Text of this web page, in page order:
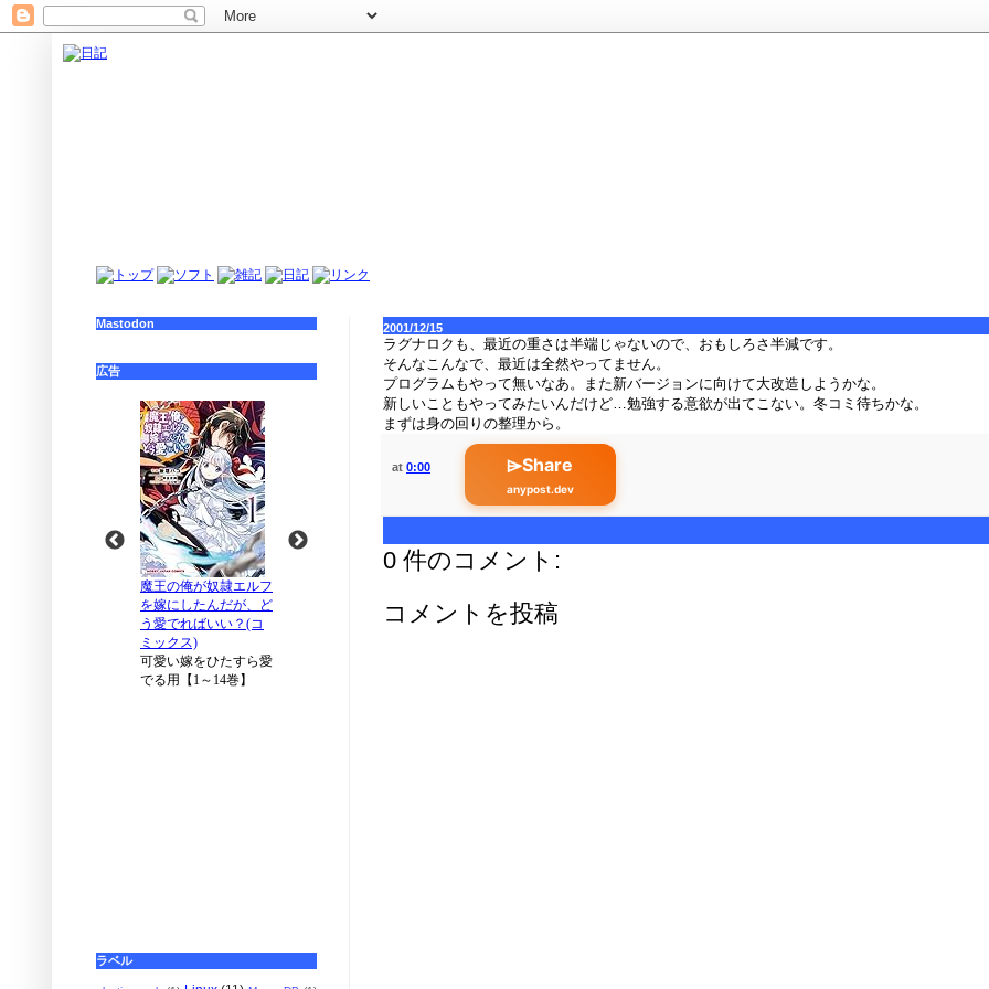
2001/12/15
ラグナロクも、最近の重さは半端じゃないので、おもしろさ半減です。
そんなこんなで、最近は全然やってません。
プログラムもやって無いなあ。また新バージョンに向けて大改造しようかな。
新しいこともやってみたいんだけど…勉強する意欲が出てこない。冬コミ待ちかな。
まずは身の回りの整理から。
at 0:00 ⌲Share
anypost.dev
0 件のコメント:
コメントを投稿
Mastodon
広告
ラベル